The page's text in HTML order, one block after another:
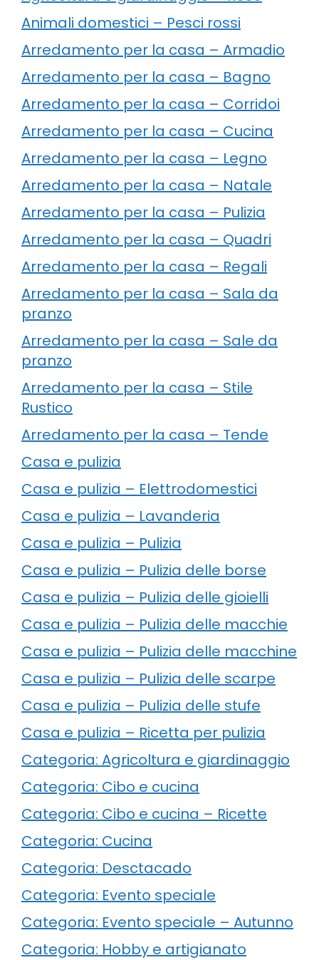
Animali domestici – Pesci rossi
Arredamento per la casa – Armadio
Arredamento per la casa – Bagno
Arredamento per la casa – Corridoi
Arredamento per la casa – Cucina
Arredamento per la casa – Legno
Arredamento per la casa – Natale
Arredamento per la casa – Pulizia
Arredamento per la casa – Quadri
Arredamento per la casa – Regali
Arredamento per la casa – Sala da
pranzo
Arredamento per la casa – Sale da
pranzo
Arredamento per la casa – Stile
Rustico
Arredamento per la casa – Tende
Casa e pulizia
Casa e pulizia – Elettrodomestici
Casa e pulizia – Lavanderia
Casa e pulizia – Pulizia
Casa e pulizia – Pulizia delle borse
Casa e pulizia – Pulizia delle gioielli
Casa e pulizia – Pulizia delle macchie
Casa e pulizia – Pulizia delle macchine
Casa e pulizia – Pulizia delle scarpe
Casa e pulizia – Pulizia delle stufe
Casa e pulizia – Ricetta per pulizia
Categoria: Agricoltura e giardinaggio
Categoria: Cibo e cucina
Categoria: Cibo e cucina – Ricette
Categoria: Cucina
Categoria: Desctacado
Categoria: Evento speciale
Categoria: Evento speciale – Autunno
Categoria: Hobby e artigianato